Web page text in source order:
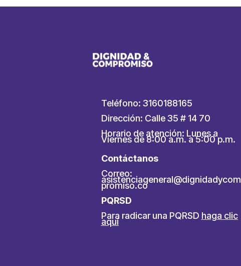
Teléfono: 3160188165
Dirección: Calle 35 # 14 70
Horario de atención: Lunes a
Viernes de 8:00 a.m. a 5:00 p.m.
Contáctanos
Correo:
asistenciageneral@dignidadycom
promiso.co
PQRSD
Para radicar una PQRSD haga clic
aquí